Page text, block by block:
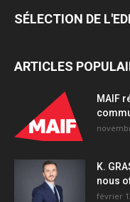
SÉLECTION DE
ARTICLES
MAIF
K.
nous
février